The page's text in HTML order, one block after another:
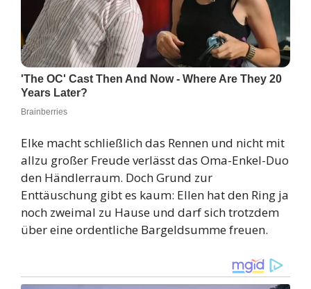
Elke macht schließlich das Rennen und nicht mit
allzu großer Freude verlässt das Oma-Enkel-Duo
den Händlerraum. Doch Grund zur
Enttäuschung gibt es kaum: Ellen hat den Ring ja
noch zweimal zu Hause und darf sich trotzdem
über eine ordentliche Bargeldsumme freuen.